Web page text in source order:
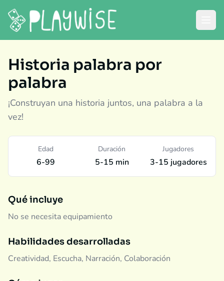
Historia palabra por
palabra
¡Construyan una historia juntos, una palabra a la
vez!
Edad
6-99
Duración
5-15 min
Jugadores
3-15 jugadores
Qué incluye
No se necesita equipamiento
Habilidades desarrolladas
Creatividad, Escucha, Narración, Colaboración